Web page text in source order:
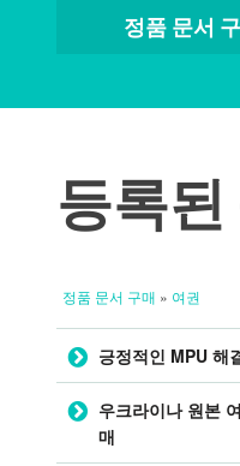
정품 문서
등록
정품 문서 구매 » 여권
콘텐츠로 건너뛰기
긍정적인 MPU 해
우크라이나 원본
매